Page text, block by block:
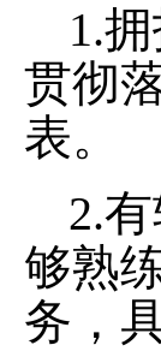
1.
贯彻
表。
2.
够熟
务，